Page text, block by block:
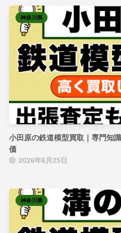
小田原の鉄道模型買取｜専門知
価
2026年6月25日
神奈川県
神奈川県